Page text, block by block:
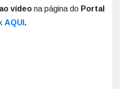
vídeo na página do Portal
AQUI .